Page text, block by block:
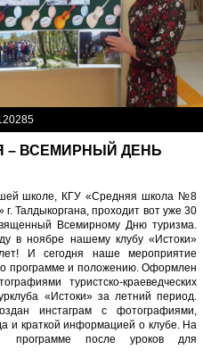
– ВСЕМИРНЫЙ ДЕНЬ
школе, КГУ «Средняя школа №8
г. Талдыкоргана, проходит вот уже 30
Всемирному Дню туризма.
в ноябре нашему клубу «Истоки»
И сегодня наше мероприятие
программе и положению. Оформлен
туристско-краеведческих
«Истоки» за летний период.
инстаграм с фотографиями,
и краткой информацией о клубе. На
программе после уроков для